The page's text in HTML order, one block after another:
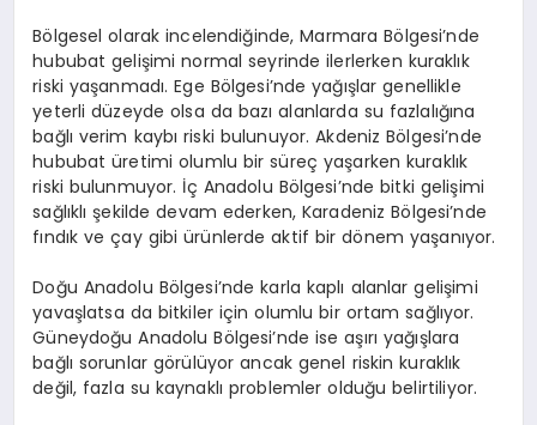
Bölgesel olarak incelendiğinde, Marmara Bölgesi’nde
hububat gelişimi normal seyrinde ilerlerken kuraklık
riski yaşanmadı. Ege Bölgesi’nde yağışlar genellikle
yeterli düzeyde olsa da bazı alanlarda su fazlalığına
bağlı verim kaybı riski bulunuyor. Akdeniz Bölgesi’nde
hububat üretimi olumlu bir süreç yaşarken kuraklık
riski bulunmuyor. İç Anadolu Bölgesi’nde bitki gelişimi
sağlıklı şekilde devam ederken, Karadeniz Bölgesi’nde
fındık ve çay gibi ürünlerde aktif bir dönem yaşanıyor.
Doğu Anadolu Bölgesi’nde karla kaplı alanlar gelişimi
yavaşlatsa da bitkiler için olumlu bir ortam sağlıyor.
Güneydoğu Anadolu Bölgesi’nde ise aşırı yağışlara
bağlı sorunlar görülüyor ancak genel riskin kuraklık
değil, fazla su kaynaklı problemler olduğu belirtiliyor.